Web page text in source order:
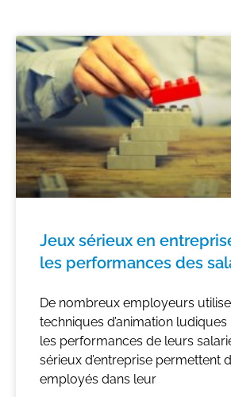
Jeux sérieux en
les performances des
De nombreux employeurs
techniques d’animation
les performances de leurs
sérieux d’entreprise permettent
employés dans leur